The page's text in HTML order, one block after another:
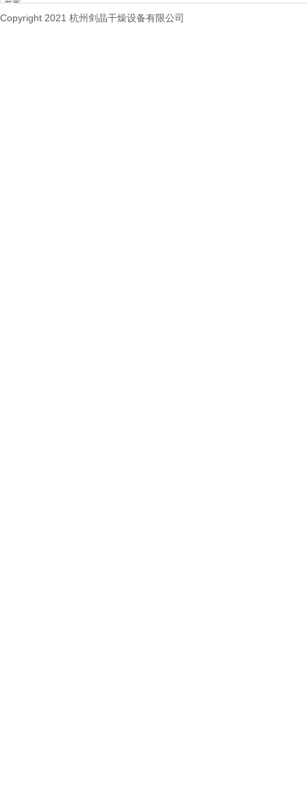
首页
关于我们
Copyright 2021 杭州剑晶干燥设备有限公司